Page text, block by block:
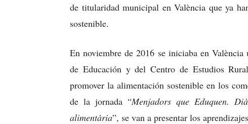
de titularidad municipal en València que ya
sostenible.
En noviembre de 2016 se iniciaba en
de Educación y del Centro de Estudios
promover la alimentación sostenible en los
de la jornada “Menjadors que Eduquen.
alimentària”, se van a presentar los